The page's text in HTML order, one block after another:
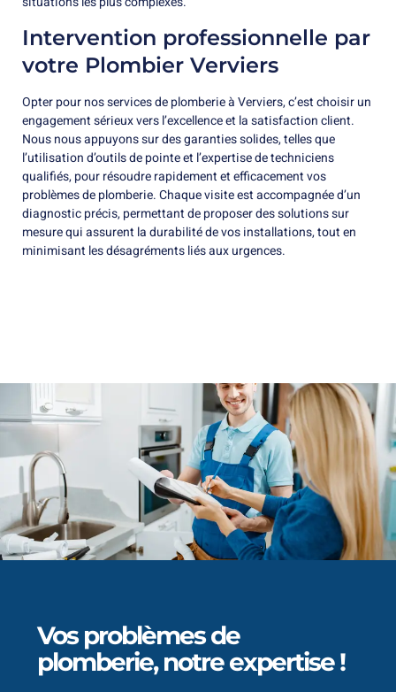
Intervention professionnelle par
votre Plombier Verviers
Opter pour nos services de plomberie à Verviers, c’est choisir un
engagement sérieux vers l’excellence et la satisfaction client.
Nous nous appuyons sur des garanties solides, telles que
l’utilisation d’outils de pointe et l’expertise de techniciens
qualifiés, pour résoudre rapidement et efficacement vos
problèmes de plomberie. Chaque visite est accompagnée d’un
diagnostic précis, permettant de proposer des solutions sur
mesure qui assurent la durabilité de vos installations, tout en
minimisant les désagréments liés aux urgences.
Vos problèmes de
plomberie, notre expertise !